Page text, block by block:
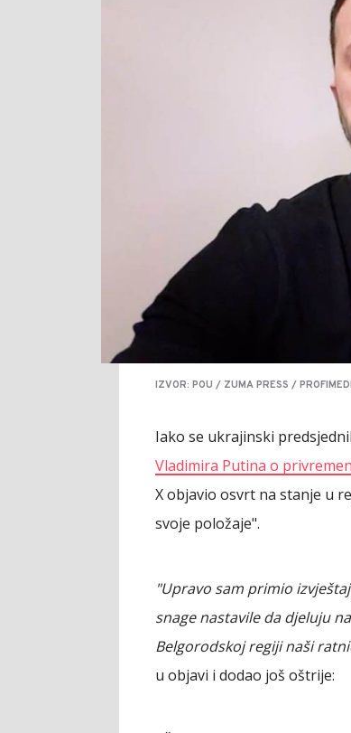
IZVOR: POU / ZUMA PRESS /
Iako se ukrajinski
Vladimira Putina o
X objavio osvrt na stanje u
svoje položaje".
"Upravo sam primio
snage nastavile da djeluju
Belgorodskoj regiji naši
u objavi i dodao još oštrije: